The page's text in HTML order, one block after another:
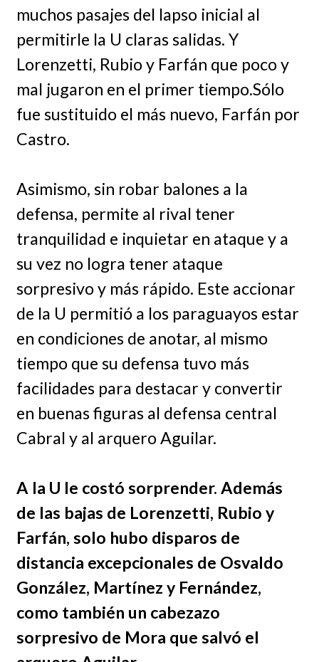
muchos pasajes del lapso inicial al
permitirle la U claras salidas. Y
Lorenzetti, Rubio y Farfán que poco y
mal jugaron en el primer tiempo.Sólo
fue sustituido el más nuevo, Farfán por
Castro.
Asimismo, sin robar balones a la
defensa, permite al rival tener
tranquilidad e inquietar en ataque y a
su vez no logra tener ataque
sorpresivo y más rápido. Este accionar
de la U permitió a los paraguayos estar
en condiciones de anotar, al mismo
tiempo que su defensa tuvo más
facilidades para destacar y convertir
en buenas figuras al defensa central
Cabral y al arquero Aguilar.
A la U le costó sorprender. Además
de las bajas de Lorenzetti, Rubio y
Farfán, solo hubo disparos de
distancia excepcionales de Osvaldo
González, Martínez y Fernández,
como también un cabezazo
sorpresivo de Mora que salvó el